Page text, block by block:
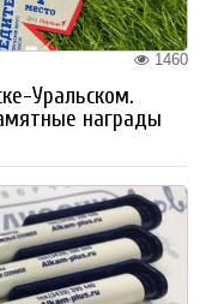
1460
Уральском.
награды